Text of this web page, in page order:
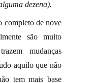
dezena).
completo de nove
são muito
mudanças
aquilo que não
tem mais base